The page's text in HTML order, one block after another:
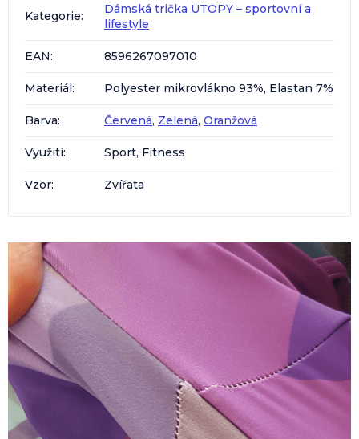
Kategorie:
Dámská trička UTOPY – sportovní a
lifestyle
EAN: 8596267097010
Materiál: Polyester mikrovlákno 93%, Elastan 7%
Barva: Červená, Zelená, Oranžová
Využití: Sport, Fitness
Vzor: Zvířata